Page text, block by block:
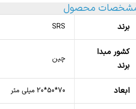
محصول
برند SRS
کشور مبدا
برند
چین
ابعاد 70*50*20 میلی متر